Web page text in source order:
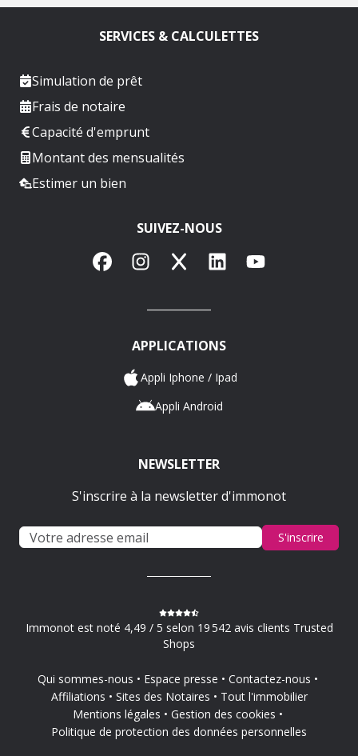
SERVICES & CALCULETTES
Simulation de prêt
Frais de notaire
Capacité d'emprunt
Montant des mensualités
Estimer un bien
SUIVEZ-NOUS
FacebookInstagram
X LinkedInYouTube
APPLICATIONS
Appli Iphone / Ipad
Appli Android
NEWSLETTER
S'inscrire à la newsletter d'immonot
S'inscrire
Immonot est noté 4,49 / 5 selon 19 542 avis clients Trusted
Shops
Qui sommes-nous Espace presse
Contactez-nous
Affiliations
Sites des Notaires
Tout l'immobilier
Mentions légales
Gestion des cookies
Politique de protection des données personnelles